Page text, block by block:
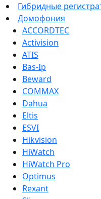
Гибридные
Домофония
ACCORDTEC
Activision
ATIS
Bas-Ip
Beward
COMMAX
Dahua
Eltis
ESVI
Hikvision
HiWatch
HiWatch Pro
Optimus
Rexant